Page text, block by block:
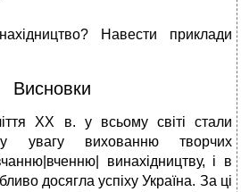
Навести приклади
Висновки
XX в. у всьому світі стали
увагу вихованню творчих
винахідництву, і в
досягла успіху Україна. За ці